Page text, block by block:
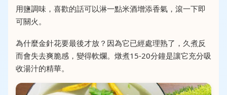
用鹽調味，喜歡的話可以淋一點米酒增添香氣，滾一下即
可關火。
為什麼金針花要最後才放？因為它已經處理熟了，久煮反
而會失去爽脆感，變得軟爛。燉煮15-20分鐘是讓它充分吸
收湯汁的精華。